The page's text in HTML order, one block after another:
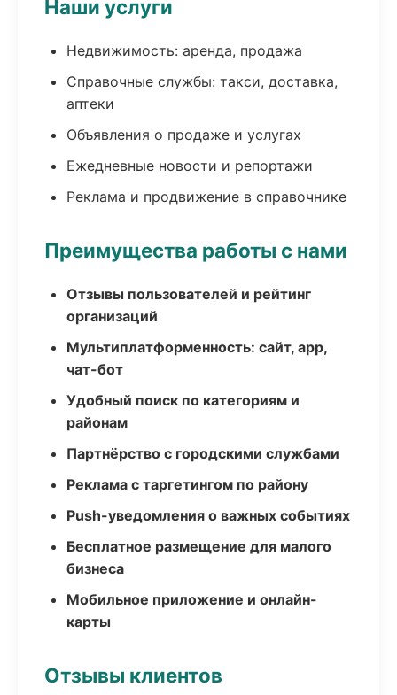
Наши услуги
Недвижимость: аренда, продажа
Справочные службы: такси, доставка,
аптеки
Объявления о продаже и услугах
Ежедневные новости и репортажи
Реклама и продвижение в справочнике
Преимущества работы с нами
Отзывы пользователей и рейтинг
организаций
Мультиплатформенность: сайт, app,
чат-бот
Удобный поиск по категориям и
районам
Партнёрство с городскими службами
Реклама с таргетингом по району
Push-уведомления о важных событиях
Бесплатное размещение для малого
бизнеса
Мобильное приложение и онлайн-
карты
Отзывы клиентов